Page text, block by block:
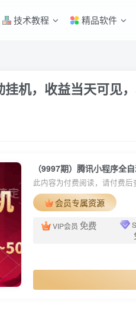
技术教程 精品软件
挂机，收益当天可见
此内容为付费阅读，请付费后
会员专属资源
VIP会员 免费